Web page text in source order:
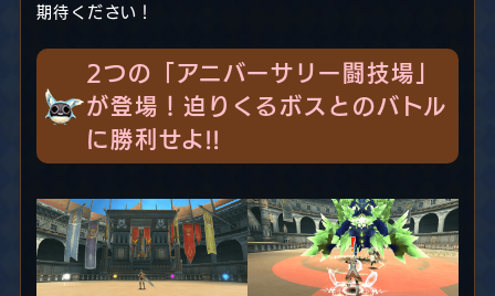
期待ください！
2つの「アニバーサリー闘技場」
が登場！迫りくるボスとのバトル
に勝利せよ!!